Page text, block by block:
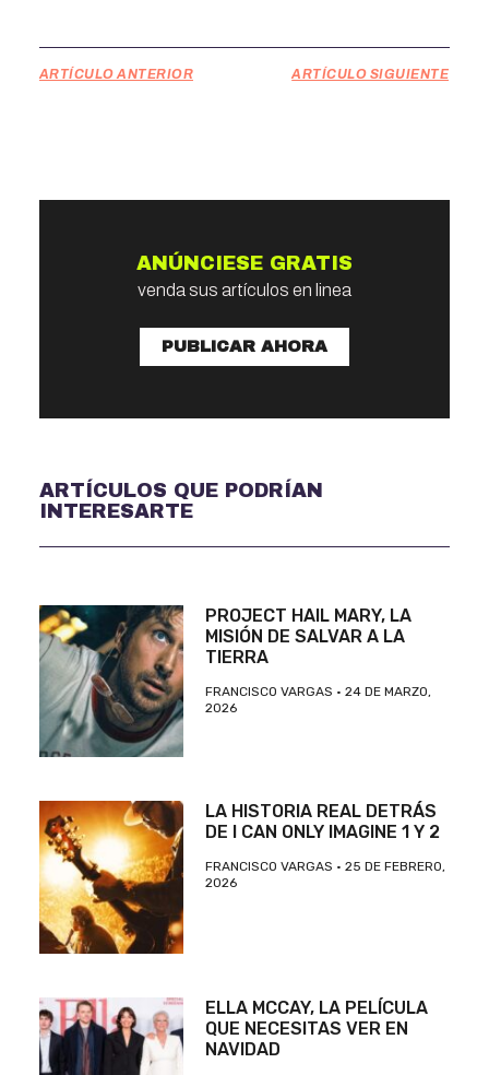
ARTÍCULO ANTERIOR ARTÍCULO SIGUIENTE
ANÚNCIESE GRATIS
venda sus artículos en linea
PUBLICAR AHORA
ARTÍCULOS QUE PODRÍAN
INTERESARTE
PROJECT HAIL MARY, LA
MISIÓN DE SALVAR A LA
TIERRA
FRANCISCO VARGAS
24 DE MARZO,
2026
LA HISTORIA REAL DETRÁS
DE I CAN ONLY IMAGINE 1 Y 2
FRANCISCO VARGAS
25 DE FEBRERO,
2026
ELLA MCCAY, LA PELÍCULA
QUE NECESITAS VER EN
NAVIDAD